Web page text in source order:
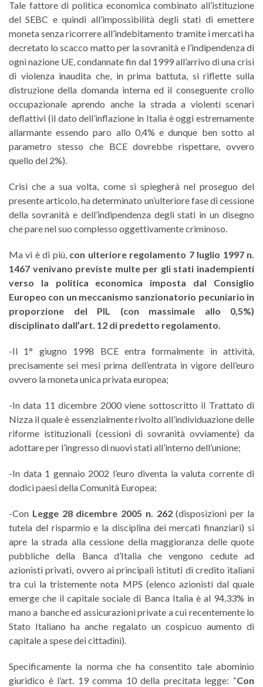
Tale fattore di politica economica combinato all’istituzione
del SEBC e quindi all’impossibilità degli stati di emettere
moneta senza ricorrere all’indebitamento tramite i mercati ha
decretato lo scacco matto per la sovranità e l’indipendenza di
ogni nazione UE, condannate fin dal 1999 all’arrivo di una crisi
di violenza inaudita che, in prima battuta, si riflette sulla
distruzione della domanda interna ed il conseguente crollo
occupazionale aprendo anche la strada a violenti scenari
deflattivi (il dato dell’inflazione in Italia è oggi estremamente
allarmante essendo paro allo 0,4% e dunque ben sotto al
parametro stesso che BCE dovrebbe rispettare, ovvero
quello del 2%).
Crisi che a sua volta, come si spiegherà nel proseguo del
presente articolo, ha determinato un’ulteriore fase di cessione
della sovranità e dell’indipendenza degli stati in un disegno
che pare nel suo complesso oggettivamente criminoso.
Ma vi è di più, con ulteriore regolamento 7 luglio 1997 n.
1467 venivano previste multe per gli stati inadempienti
verso la politica economica imposta dal Consiglio
Europeo con un meccanismo sanzionatorio pecuniario in
proporzione del PIL (con massimale allo 0,5%)
disciplinato dall’art. 12 di predetto regolamento.
-Il 1° giugno 1998 BCE entra formalmente in attività,
precisamente sei mesi prima dell’entrata in vigore dell’euro
ovvero la moneta unica privata europea;
-In data 11 dicembre 2000 viene sottoscritto il Trattato di
Nizza il quale è essenzialmente rivolto all’individuazione delle
riforme istituzionali (cessioni di sovranità ovviamente) da
adottare per l’ingresso di nuovi stati all’interno dell’unione;
-In data 1 gennaio 2002 l’euro diventa la valuta corrente di
dodici paesi della Comunità Europea;
-Con Legge 28 dicembre 2005 n. 262(disposizioni per la
tutela del risparmio e la disciplina dei mercati finanziari) si
apre la strada alla cessione della maggioranza delle quote
pubbliche della Banca d’Italia che vengono cedute ad
azionisti privati, ovvero ai principali istituti di credito italiani
tra cui la tristemente nota MPS (elenco azionisti dal quale
emerge che il capitale sociale di Banca Italia è al 94,33% in
mano a banche ed assicurazioni private a cui recentemente lo
Stato Italiano ha anche regalato un cospicuo aumento di
capitale a spese dei cittadini).
Specificamente la norma che ha consentito tale abominio
giuridico è l’art. 19 comma 10 della precitata legge: “Con